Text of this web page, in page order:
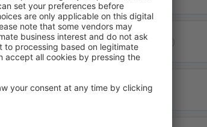
desdeCastellon de la Plana, Castellón (CDT)
desdeLas Palmas, Gran Canaria (LPA)